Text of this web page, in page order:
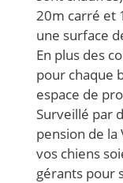
20m carré et
une surface
En plus des
pour chaque
espace de
Surveillé par
pension de la
vos chiens
gérants pour